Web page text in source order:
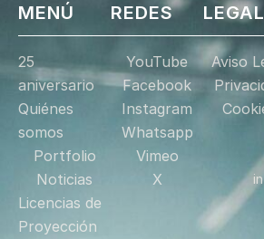
MENÚ
25
aniversario
Quiénes
somos
Portfolio
Noticias
Licencias de
Proyección
REDES
YouTube
Facebook
Instagram
Whatsapp
Vimeo
X
LEGAL
Aviso